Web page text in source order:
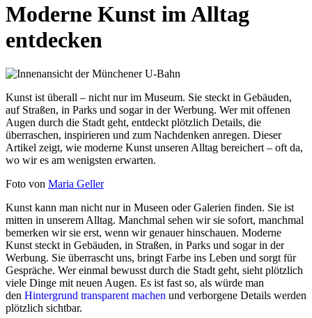
Moderne Kunst im Alltag
entdecken
Kunst ist überall – nicht nur im Museum. Sie steckt in Gebäuden,
auf Straßen, in Parks und sogar in der Werbung. Wer mit offenen
Augen durch die Stadt geht, entdeckt plötzlich Details, die
überraschen, inspirieren und zum Nachdenken anregen. Dieser
Artikel zeigt, wie moderne Kunst unseren Alltag bereichert – oft da,
wo wir es am wenigsten erwarten.
Foto von Maria Geller
Kunst kann man nicht nur in Museen oder Galerien finden. Sie ist
mitten in unserem Alltag. Manchmal sehen wir sie sofort, manchmal
bemerken wir sie erst, wenn wir genauer hinschauen. Moderne
Kunst steckt in Gebäuden, in Straßen, in Parks und sogar in der
Werbung. Sie überrascht uns, bringt Farbe ins Leben und sorgt für
Gespräche. Wer einmal bewusst durch die Stadt geht, sieht plötzlich
viele Dinge mit neuen Augen. Es ist fast so, als würde man
den Hintergrund transparent machen und verborgene Details werden
plötzlich sichtbar.